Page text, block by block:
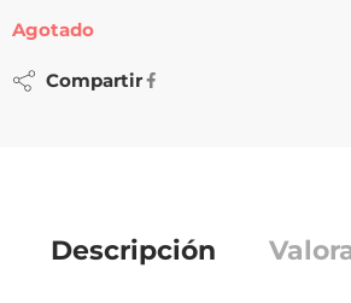
Agotado
Compartir
Descripción